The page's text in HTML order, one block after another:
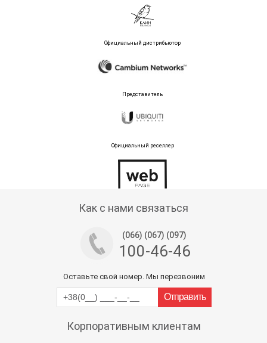
Официальный дистрибьютор
Представитель
Официальный реселлер
Как с нами связаться
(066) (067) (097)
100-46-46
Оставьте свой номер. Мы перезвоним
Корпоративным клиентам